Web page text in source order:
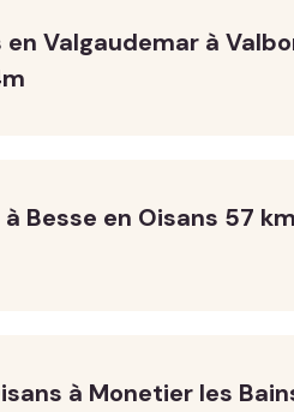
Valgaudemar à
Besse en Oisans 57
à Monetier les